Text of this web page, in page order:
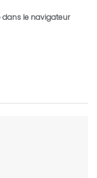
le navigateur